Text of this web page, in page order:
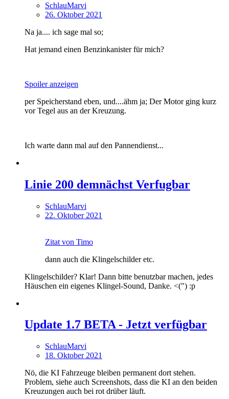
SchlauMarvi
26. Oktober 2021
Na ja.... ich sage mal so;
Hat jemand einen Benzinkanister für mich?
Spoiler anzeigen
per Speicherstand eben, und....ähm ja; Der Motor ging kurz
vor Tegel aus an der Kreuzung.
Ich warte dann mal auf den Pannendienst...
Linie 200 demnächst Verfugbar
SchlauMarvi
22. Oktober 2021
Zitat von Timo
dann auch die Klingelschilder etc.
Klingelschilder? Klar! Dann bitte benutzbar machen, jedes
Häuschen ein eigenes Klingel-Sound, Danke. <(") :p
Update 1.7 BETA - Jetzt verfügbar
SchlauMarvi
18. Oktober 2021
Nö, die KI Fahrzeuge bleiben permanent dort stehen.
Problem, siehe auch Screenshots, dass die KI an den beiden
Kreuzungen auch bei rot drüber läuft.